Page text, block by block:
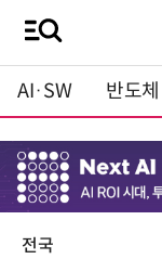
AI·SW 반도체
전국